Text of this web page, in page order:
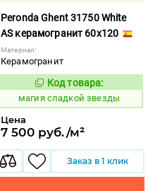
Peronda Ghent 31750 White
AS керамогранит 60x120
Материал:
Керамогранит
917654
Код товара:
магия сладкой звезды
Цена
7 500 руб./м²
Заказ в 1 клик